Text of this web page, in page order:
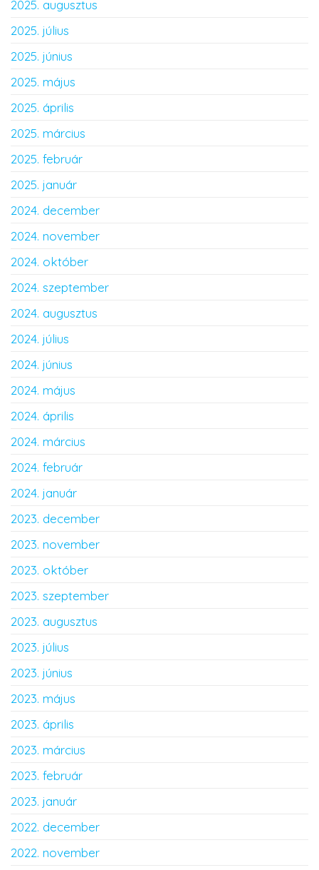
2025. augusztus
2025. július
2025. június
2025. május
2025. április
2025. március
2025. február
2025. január
2024. december
2024. november
2024. október
2024. szeptember
2024. augusztus
2024. július
2024. június
2024. május
2024. április
2024. március
2024. február
2024. január
2023. december
2023. november
2023. október
2023. szeptember
2023. augusztus
2023. július
2023. június
2023. május
2023. április
2023. március
2023. február
2023. január
2022. december
2022. november